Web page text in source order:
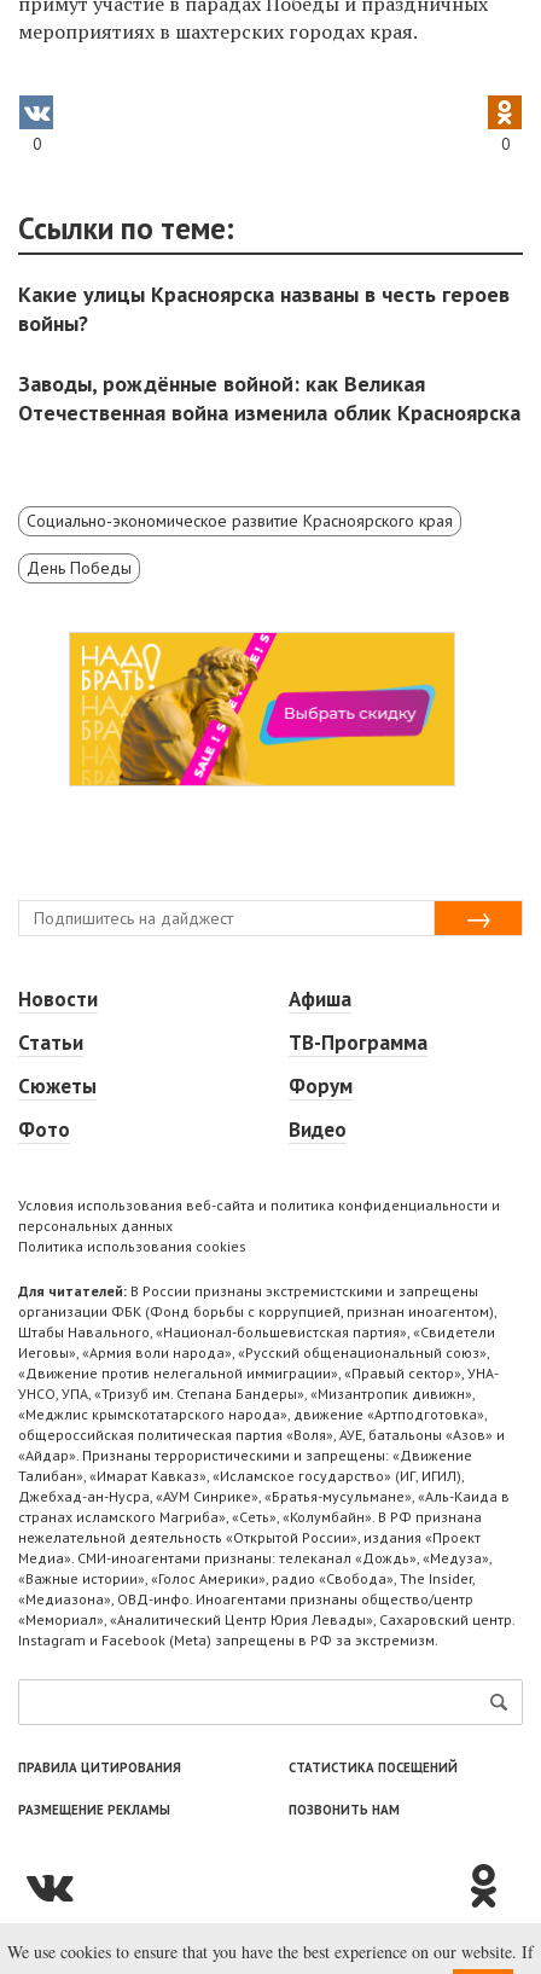
мероприятиях в шахтерских городах края.
0 0
Ссылки по теме:
Какие улицы Красноярска названы в честь героев
войны?
Заводы, рождённые войной: как Великая
Отечественная война изменила облик Красноярска
Социально-экономическое развитие Красноярского края
День Победы
Новости
Статьи
Сюжеты
Фото
Афиша
ТВ-Программа
Форум
Видео
Условия использования веб-сайта и политика конфиденциальности и
персональных данных
Политика использования cookies
Для читателей: В России признаны экстремистскими и запрещены
организации ФБК (Фонд борьбы с коррупцией, признан иноагентом),
Штабы Навального, «Национал-большевистская партия», «Свидетели
Иеговы», «Армия воли народа», «Русский общенациональный союз»,
«Движение против нелегальной иммиграции», «Правый сектор», УНА-
УНСО, УПА, «Тризуб им. Степана Бандеры», «Мизантропик дивижн»,
«Меджлис крымскотатарского народа», движение «Артподготовка»,
общероссийская политическая партия «Воля», АУЕ, батальоны «Азов» и
«Айдар». Признаны террористическими и запрещены: «Движение
Талибан», «Имарат Кавказ», «Исламское государство» (ИГ, ИГИЛ),
Джебхад-ан-Нусра, «АУМ Синрике», «Братья-мусульмане», «Аль-Каида в
странах исламского Магриба», «Сеть», «Колумбайн». В РФ признана
нежелательной деятельность «Открытой России», издания «Проект
Медиа». СМИ-иноагентами признаны: телеканал «Дождь», «Медуза»,
«Важные истории», «Голос Америки», радио «Свобода», The Insider,
«Медиазона», ОВД-инфо. Иноагентами признаны общество/центр
«Мемориал», «Аналитический Центр Юрия Левады», Сахаровский центр.
Instagram и Facebook (Metа) запрещены в РФ за экстремизм.
ПРАВИЛА ЦИТИРОВАНИЯ СТАТИСТИКА ПОСЕЩЕНИЙ
РАЗМЕЩЕНИЕ РЕКЛАМЫ ПОЗВОНИТЬ НАМ
© ООО «Лаборатория Новоcтей», 2003—2026.
We use cookies to ensure that you have the best experience on our website. If